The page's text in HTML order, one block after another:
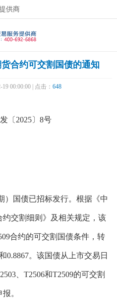
供商
合约可交割国债的通知
00:00:00 | 点击： 648
〔2025〕8号
国债已招标发行。根据《中
交割细则》及相关规定，该
合约的可交割国债条件，转
0.8867。该国债从上市交易日
、T2506和T2509的可交割
。